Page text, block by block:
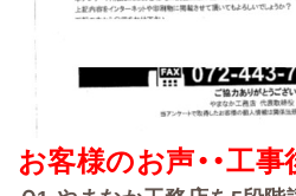
お客様のお声・・工事